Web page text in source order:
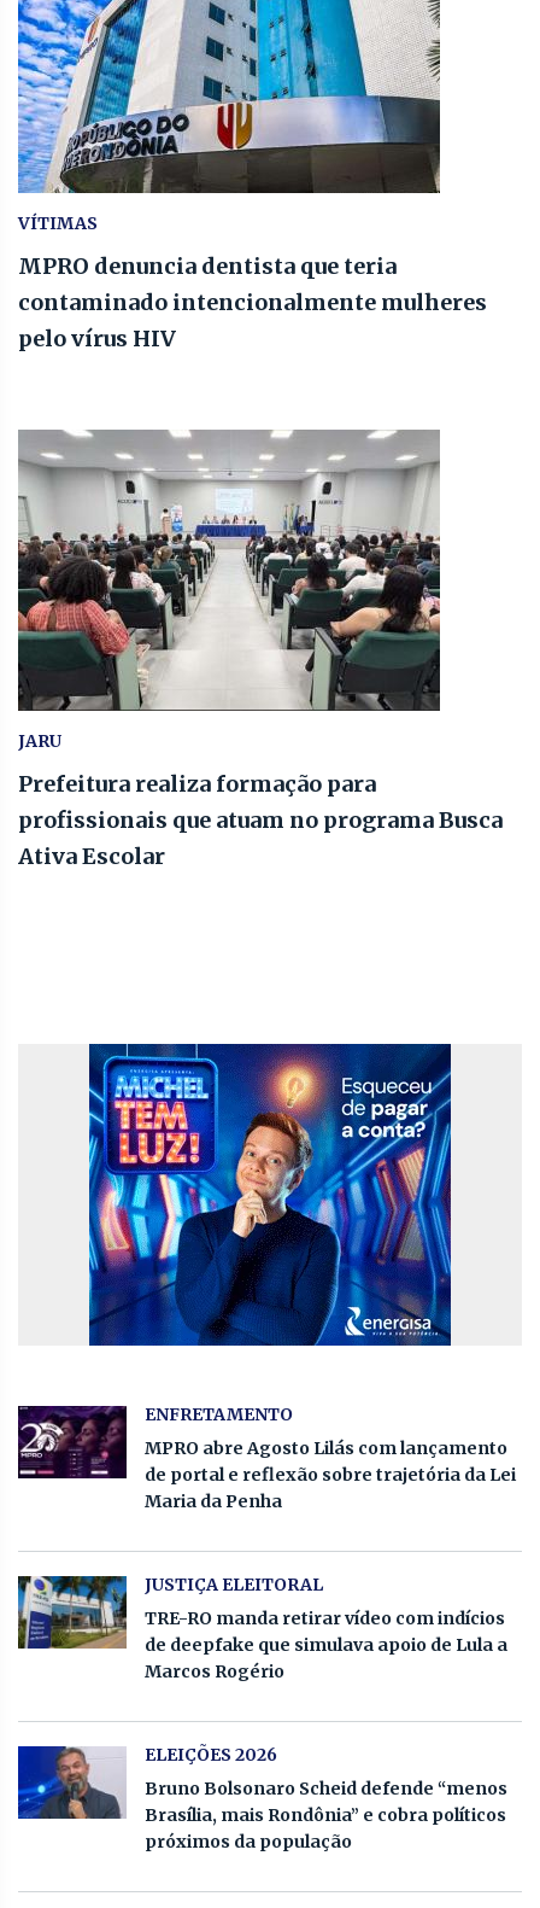
VÍTIMAS
MPRO denuncia dentista que teria
contaminado intencionalmente mulheres
pelo vírus HIV
JARU
Prefeitura realiza formação para
profissionais que atuam no programa Busca
Ativa Escolar
ENFRETAMENTO
MPRO abre Agosto Lilás com lançamento
de portal e reflexão sobre trajetória da Lei
Maria da Penha
JUSTIÇA ELEITORAL
TRE-RO manda retirar vídeo com indícios
de deepfake que simulava apoio de Lula a
Marcos Rogério
ELEIÇÕES 2026
Bruno Bolsonaro Scheid defende “menos
Brasília, mais Rondônia” e cobra políticos
próximos da população